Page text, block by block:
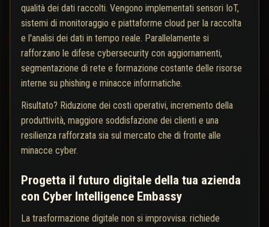
qualità dei dati raccolti. Vengono implementati sensori IoT,
sistemi di monitoraggio e piattaforme cloud per la raccolta
e l'analisi dei dati in tempo reale. Parallelamente si
rafforzano le difese cybersecurity con aggiornamenti,
segmentazione di rete e formazione costante delle risorse
interne su phishing e minacce informatiche.
Risultato? Riduzione dei costi operativi, incremento della
produttività, maggiore soddisfazione dei clienti e una
resilienza rafforzata sia sul mercato che di fronte alle
minacce cyber.
Progetta il futuro digitale della tua azienda
con Cyber Intelligence Embassy
La trasformazione digitale non si improvvisa: richiede